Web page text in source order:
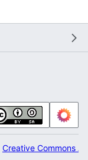
Creative Commons